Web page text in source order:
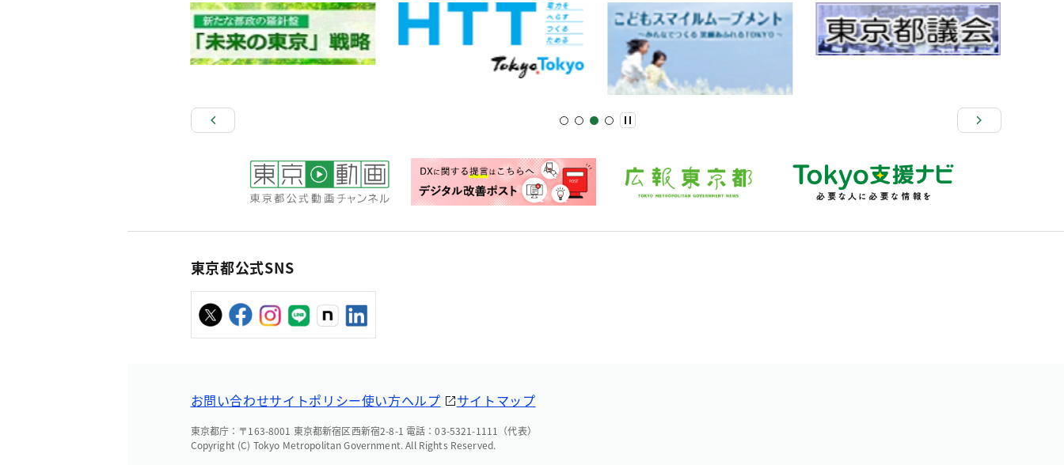
東京都公式SNS
お問い合わせサイトポリシー使い方ヘルプ サイトマップ
東京都庁：〒163-8001 東京都新宿区西新宿2-8-1 電話：03-5321-1111（代表）
Copyright (C) Tokyo Metropolitan Government. All Rights Reserved.